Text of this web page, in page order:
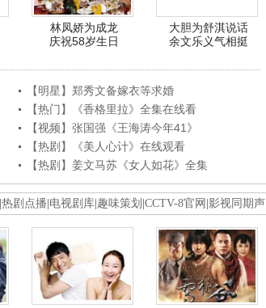
林凤娇为成龙
庆祝58岁生日
大胆为舒淇说话
余文乐义气相挺
【明星】郑秀文备嫁衣等求婚
【热门】《香格里拉》全集在线看
【视频】张国强《王海涛今年41》
【热剧】《美人心计》在线观看
【热剧】姜文马苏《女人如花》全集
热剧点播 电视剧库 趣味策划 CCTV-8官网 影视同期声